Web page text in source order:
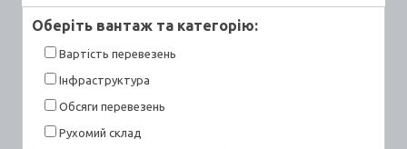
Оберiть вантаж та категорiю:
Вартiсть перевезень
Інфраструктура
Обсяги перевезень
Рухомий склад